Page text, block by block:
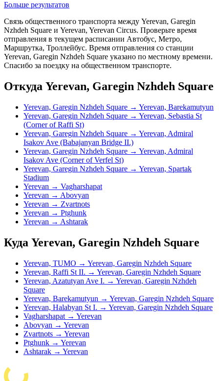
Больше результатов
Связь общественного транспорта между Yerevan, Garegin
Nzhdeh Square и Yerevan, Yerevan Circus. Проверьте время
отправления в текущем расписании Автобус, Метро,
Маршрутка, Троллейбус. Время отправления со станции
Yerevan, Garegin Nzhdeh Square указано по местному времени.
Спасибо за поездку на общественном транспорте.
Откуда Yerevan, Garegin Nzhdeh Square
Yerevan, Garegin Nzhdeh Square → Yerevan, Barekamutyun
Yerevan, Garegin Nzhdeh Square → Yerevan, Sebastia St
(Corner of Raffi St)
Yerevan, Garegin Nzhdeh Square → Yerevan, Admiral
Isakov Ave (Babajanyan Bridge II.)
Yerevan, Garegin Nzhdeh Square → Yerevan, Admiral
Isakov Ave (Corner of Verfel St)
Yerevan, Garegin Nzhdeh Square → Yerevan, Spartak
Stadium
Yerevan → Vagharshapat
Yerevan → Abovyan
Yerevan → Zvartnots
Yerevan → Ptghunk
Yerevan → Ashtarak
Куда Yerevan, Garegin Nzhdeh Square
Yerevan, TUMO → Yerevan, Garegin Nzhdeh Square
Yerevan, Raffi St II. → Yerevan, Garegin Nzhdeh Square
Yerevan, Azatutyan Ave I. → Yerevan, Garegin Nzhdeh
Square
Yerevan, Barekamutyun → Yerevan, Garegin Nzhdeh Square
Yerevan, Halabyan St I. → Yerevan, Garegin Nzhdeh Square
Vagharshapat → Yerevan
Abovyan → Yerevan
Zvartnots → Yerevan
Ptghunk → Yerevan
Ashtarak → Yerevan